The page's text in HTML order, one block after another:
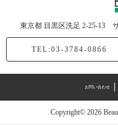
スタイリング剤 (6記事)
東京都 目黒区洗足 2-25-13
TEL:03-3784-0866
お問い合わせ
Copyright© 2026